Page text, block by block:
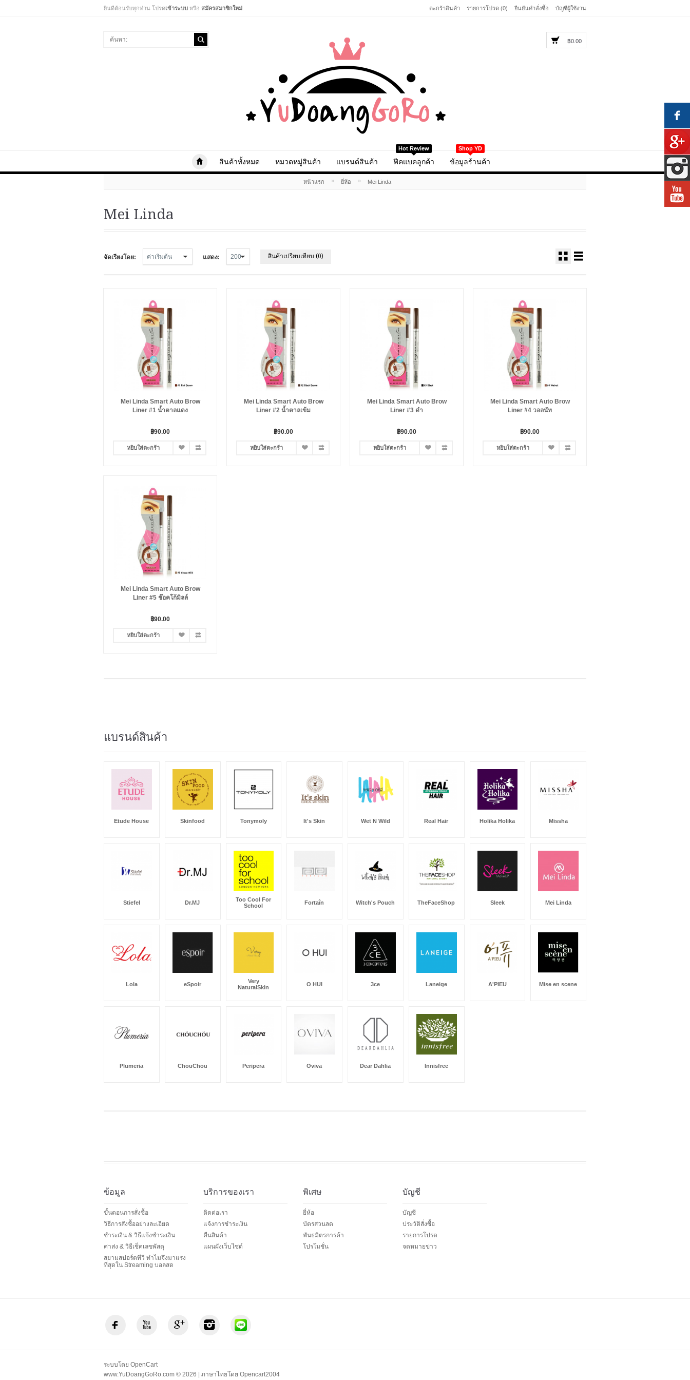
ยินดีต้อนรับทุกท่าน โปรดเข้าระบบ หรือ สมัครสมาชิกใหม่ ตะกร้าสินค้า รายการโปรด (0) ยืนยันคำสั่งซื้อ บัญชีผู้ใช้งาน
฿0.00
สินค้าทั้งหมด หมวดหมู่สินค้า แบรนด์สินค้า
Hot Review
ฟีคแบคลูกค้า
Shop YD
ข้อมูลร้านค้า
หน้าแรก » ยี่ห้อ » Mei Linda
Mei Linda
จัดเรียงโดย: แสดง: สินค้าเปรียบเทียบ (0)
Mei Linda Smart Auto Brow
Liner #1 น้ำตาลแดง
฿90.00
หยิบใส่ตะกร้า
Mei Linda Smart Auto Brow
Liner #2 น้ำตาลเข้ม
฿90.00
หยิบใส่ตะกร้า
Mei Linda Smart Auto Brow
Liner #3 ดำ
฿90.00
หยิบใส่ตะกร้า
Mei Linda Smart Auto Brow
Liner #4 วอลนัท
฿90.00
หยิบใส่ตะกร้า
Mei Linda Smart Auto Brow
Liner #5 ช๊อคโก้มิลล์
฿90.00
หยิบใส่ตะกร้า
แบรนด์สินค้า
Etude House Skinfood Tonymoly It's Skin Wet N Wild Real Hair Holika Holika Missha
Stiefel Dr.MJ
Too Cool For
School
Fortaîn Witch's Pouch TheFaceShop Sleek Mei Linda
Lola eSpoir
Very
NaturalSkin
O HUI 3ce Laneige A'PIEU Mise en scene
Plumeria ChouChou Peripera Oviva Dear Dahlia Innisfree
ข้อมูล
ขั้นตอนการสั่งซื้อ
วิธีการสั่งซื้ออย่างละเอียด
ชำระเงิน & วิธีแจ้งชำระเงิน
ค่าส่ง & วิธีเช็คเลขพัสดุ
สยามสปอร์ตทีวี ทำไมจึงมาแรง
ที่สุดใน Streaming บอลสด
บริการของเรา
ติดต่อเรา
แจ้งการชำระเงิน
คืนสินค้า
แผนผังเว็บไซต์
พิเศษ
ยี่ห้อ
บัตรส่วนลด
พันธมิตรการค้า
โปรโมชั่น
บัญชี
บัญชี
ประวัติสั่งซื้อ
รายการโปรด
จดหมายข่าว
ระบบโดย OpenCart
www.YuDoangGoRo.com © 2026 | ภาษาไทยโดย Opencart2004